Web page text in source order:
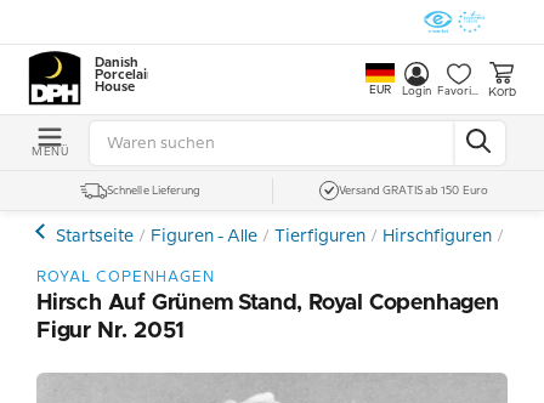
Danish
Porcelain
House
EUR Login Favoriten Korb
MENÜ
Schnelle Lieferung Versand GRATIS ab 150 Euro
Startseite Figuren - Alle Tierfiguren Hirschfiguren
ROYAL COPENHAGEN
Hirsch Auf Grünem Stand, Royal Copenhagen
Figur Nr. 2051